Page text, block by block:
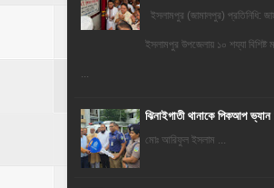
ইসলামপুর (জামালপুর) প্রতিনিধি:
ইসলামপুর উপজেলায় ১০ শয্যা বিশিষ্ট
...
ঝিনাইগাতী থানাকে পিকআপ ভ্যান
মোঃ আরিফুল ইসলাম ...